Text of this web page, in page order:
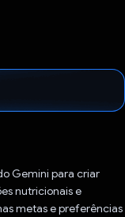
Gemini para criar
nutricionais e
metas e preferências